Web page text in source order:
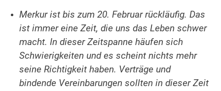
Merkur ist bis zum 20. Februar rückläufig. Das
ist immer eine Zeit, die uns das Leben schwer
macht. In dieser Zeitspanne häufen sich
Schwierigkeiten und esscheint nichts mehr
seine Richtigkeit haben. Verträge und
bindende Vereinbarungen sollten in dieser Zeit